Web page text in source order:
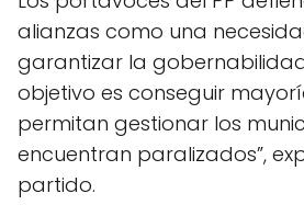
alianzas como una
garantizar la
objetivo es conseguir
permitan gestionar los
encuentran paralizados”,
partido.